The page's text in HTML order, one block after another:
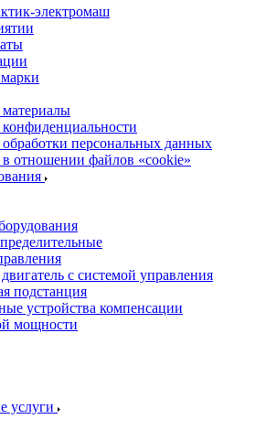
электромаш
персональных данных
отношении файлов «cookie»
с системой управления
подстанция
устройства компенсации
мощности
услуги